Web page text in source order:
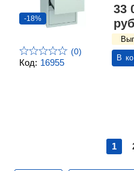
Код: 16955
-18%
(0)
33
В
1